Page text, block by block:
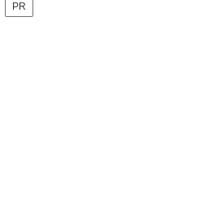
PR